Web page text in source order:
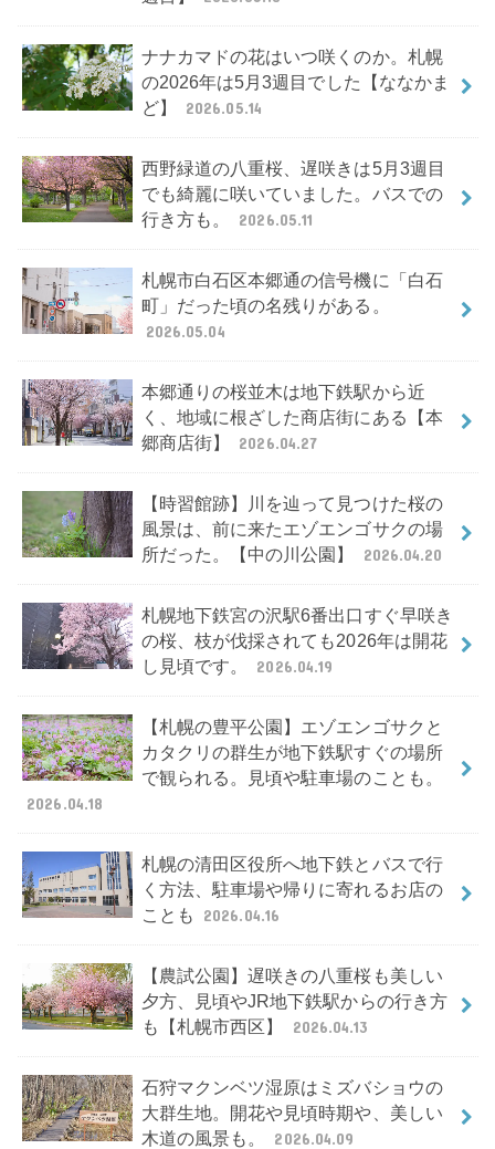
ナナカマドの花はいつ咲くのか。札幌
の2026年は5月3週目でした【ななかま
ど】
2026.05.14
西野緑道の八重桜、遅咲きは5月3週目
でも綺麗に咲いていました。バスでの
行き方も。
2026.05.11
札幌市白石区本郷通の信号機に「白石
町」だった頃の名残りがある。
2026.05.04
本郷通りの桜並木は地下鉄駅から近
く、地域に根ざした商店街にある【本
郷商店街】
2026.04.27
【時習館跡】川を辿って見つけた桜の
風景は、前に来たエゾエンゴサクの場
所だった。【中の川公園】
2026.04.20
札幌地下鉄宮の沢駅6番出口すぐ早咲き
の桜、枝が伐採されても2026年は開花
し見頃です。
2026.04.19
【札幌の豊平公園】エゾエンゴサクと
カタクリの群生が地下鉄駅すぐの場所
で観られる。見頃や駐車場のことも。
2026.04.18
札幌の清田区役所へ地下鉄とバスで行
く方法、駐車場や帰りに寄れるお店の
ことも
2026.04.16
【農試公園】遅咲きの八重桜も美しい
夕方、見頃やJR地下鉄駅からの行き方
も【札幌市西区】
2026.04.13
石狩マクンベツ湿原はミズバショウの
大群生地。開花や見頃時期や、美しい
木道の風景も。
2026.04.09